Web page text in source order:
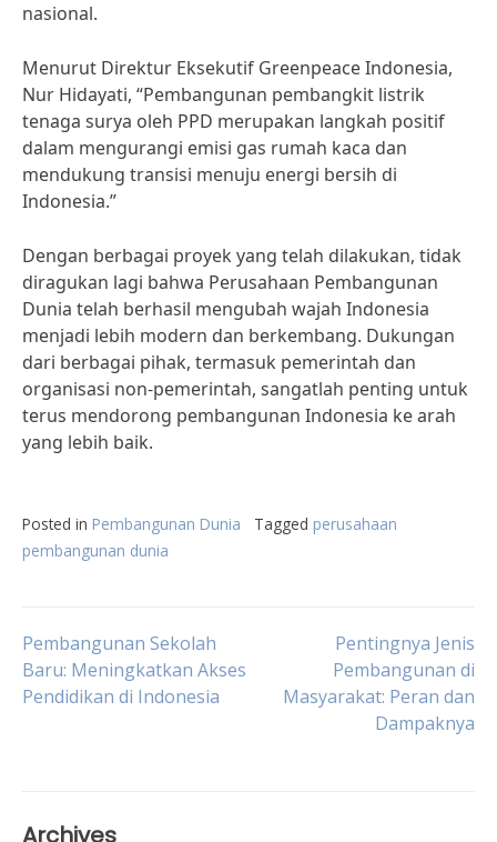
nasional.
Menurut Direktur Eksekutif Greenpeace Indonesia,
Nur Hidayati, “Pembangunan pembangkit listrik
tenaga surya oleh PPD merupakan langkah positif
dalam mengurangi emisi gas rumah kaca dan
mendukung transisi menuju energi bersih di
Indonesia.”
Dengan berbagai proyek yang telah dilakukan, tidak
diragukan lagi bahwa Perusahaan Pembangunan
Dunia telah berhasil mengubah wajah Indonesia
menjadi lebih modern dan berkembang. Dukungan
dari berbagai pihak, termasuk pemerintah dan
organisasi non-pemerintah, sangatlah penting untuk
terus mendorong pembangunan Indonesia ke arah
yang lebih baik.
Posted in Pembangunan Dunia Tagged perusahaan
pembangunan dunia
Post
navigation
Pembangunan Sekolah
Baru: Meningkatkan Akses
Pendidikan di Indonesia
Pentingnya Jenis
Pembangunan di
Masyarakat: Peran dan
Dampaknya
Archives